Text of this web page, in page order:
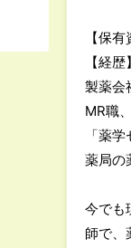
【保
【経
製薬会
MR職
「薬
薬局の
今でも
師で、